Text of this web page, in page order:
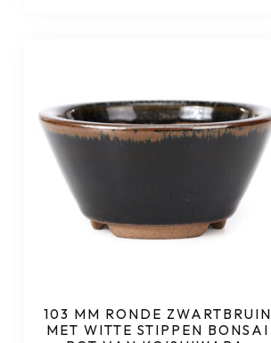
103 MM RONDE ZWARTBRUIN
MET WITTE STIPPEN BONSAI